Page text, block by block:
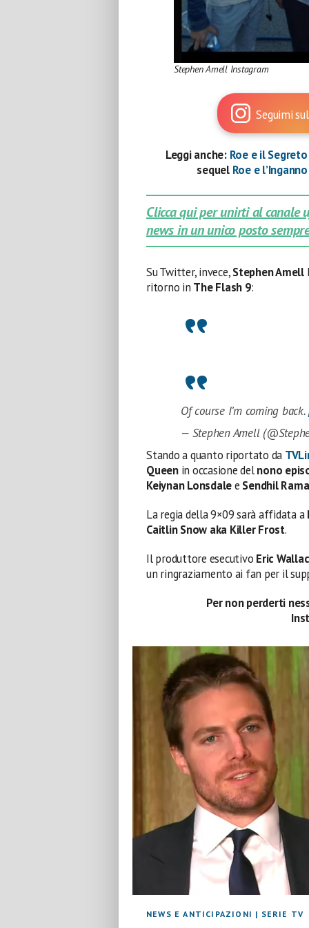
Stephen Amell Instagram
Seguimi
Leggi anche: Roe e il
sequel Roe e
Clicca qui per unirti al canale
news in un unico posto
Su Twitter, invece,Stephen Amell
ritorno in The Flash 9:
Of course I’m coming back.
— Stephen Amell
Stando a quanto riportato da
Queenin occasione delnono
Keiynan Lonsdalee Sendhil
La regia della 9×09 sarà affidata a
Caitlin Snow aka Killer Frost.
Il produttore esecutivo Eric
un ringraziamento ai fan per il
Per non perderti
NEWS E ANTICIPAZIONI | SERIE TV